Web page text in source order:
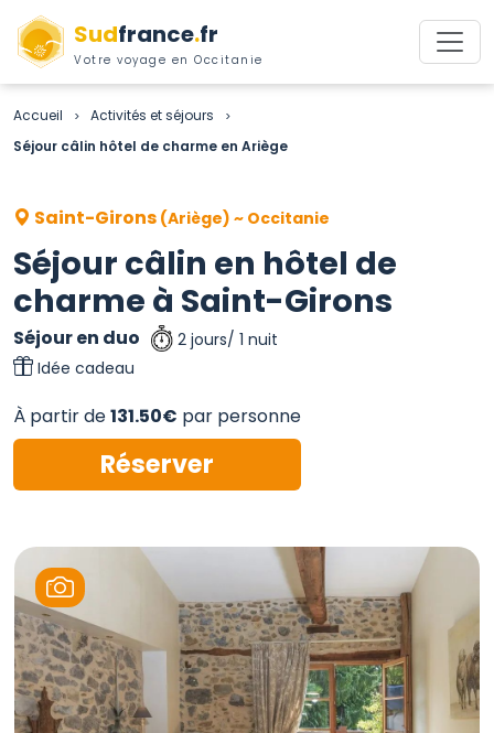
Sudfrance.fr
Votre voyage en Occitanie
Accueil > Activités et séjours >
Séjour câlin hôtel de charme en Ariège
Séjour câlin en hôtel de
charme à Saint-Girons
Séjour en duo
2 jours/ 1 nuit
Idée cadeau
Saint-Girons (Ariège) ~ Occitanie
À partir de131.50€ par personne
Réserver